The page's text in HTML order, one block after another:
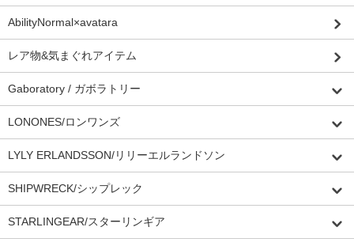
AbilityNormal×avatara
レア物&気まぐれアイテム
Gaboratory / ガボラトリー
LONONES/ロンワンズ
LYLY ERLANDSSON/リリーエルランドソン
SHIPWRECK/シップレック
STARLINGEAR/スターリンギア